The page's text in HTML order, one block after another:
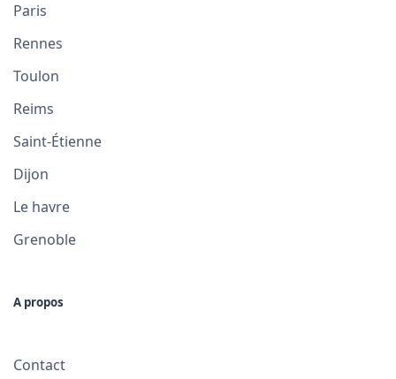
Paris
Rennes
Toulon
Reims
Saint-Étienne
Dijon
Le havre
Grenoble
A propos
Contact